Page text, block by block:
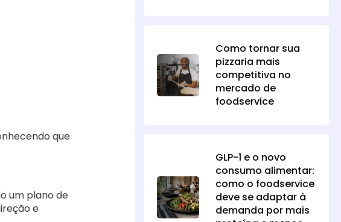
que
um plano de
e
Como tornar sua
pizzaria mais
competitiva no
mercado de
foodservice
GLP-1 e o novo
consumo alimentar:
como o foodservice
deve se adaptar à
demanda por mais